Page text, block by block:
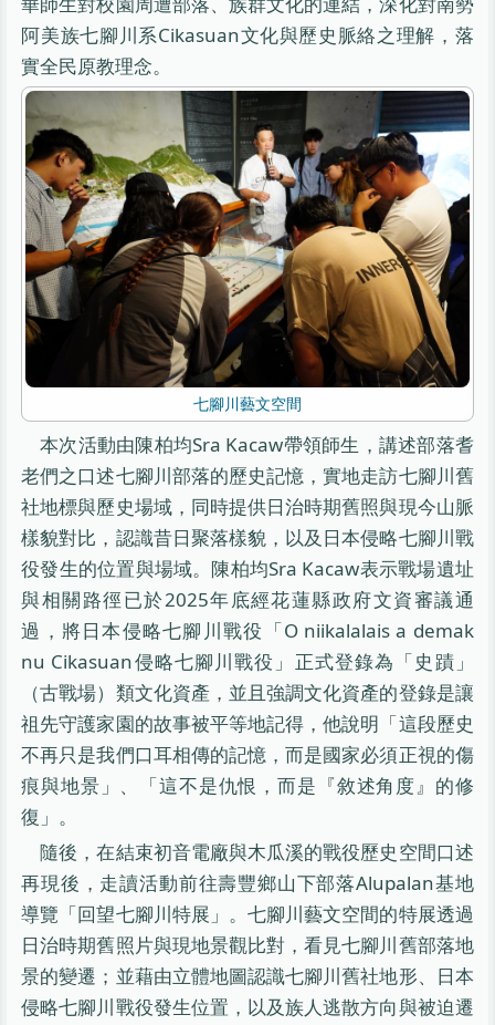
阿美族七腳川系Cikasuan文化與歷史脈絡之理解，落
實全民原教理念。
七腳川藝文空間
本次活動由陳柏均Sra Kacaw帶領師生，講述部落耆
老們之口述七腳川部落的歷史記憶，實地走訪七腳川舊
社地標與歷史場域，同時提供日治時期舊照與現今山脈
樣貌對比，認識昔日聚落樣貌，以及日本侵略七腳川戰
役發生的位置與場域。陳柏均Sra Kacaw表示戰場遺址
與相關路徑已於2025年底經花蓮縣政府文資審議通
過，將日本侵略七腳川戰役「O niikalalais a demak
nu Cikasuan侵略七腳川戰役」正式登錄為「史蹟」
（古戰場）類文化資產，並且強調文化資產的登錄是讓
祖先守護家園的故事被平等地記得，他說明「這段歷史
不再只是我們口耳相傳的記憶，而是國家必須正視的傷
痕與地景」、「這不是仇恨，而是『敘述角度』的修
復」。
隨後，在結束初音電廠與木瓜溪的戰役歷史空間口述
再現後，走讀活動前往壽豐鄉山下部落Alupalan基地
導覽「回望七腳川特展」。七腳川藝文空間的特展透過
日治時期舊照片與現地景觀比對，看見七腳川舊部落地
景的變遷；並藉由立體地圖認識七腳川舊社地形、日本
侵略七腳川戰役發生位置，以及族人逃散方向與被迫遷